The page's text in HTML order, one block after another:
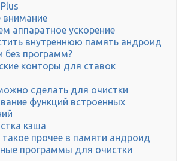
внимание
аппаратное ускорение
внутреннюю память андроид
без программ?
конторы для ставок
сделать для очистки
функций встроенных
кэша
такое прочее в памяти андроид
программы для очистки